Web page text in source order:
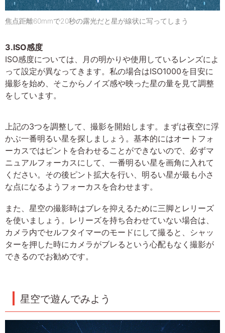
焦点距離60mmで20秒の露光だと星が線状に写ってしまう
3.ISO感度
ISO感度については、月の明かりや使用しているレンズによ
って設定が異なってきます。私の場合はISO1000を目安に
撮影を始め、そこからノイズ感や映った星の量を見て調整
をしています。
上記の3つを調整して、撮影を開始します。まずは夜空に浮
かぶ一番明るい星を探しましょう。基本的にはオートフォ
ーカスではピントを合わせることができないので、必ずマ
ニュアルフォーカスにして、一番明るい星を画角に入れて
ください。その後ピント拡大を行い、明るい星が最も小さ
な点になるようフォーカスを合わせます。
また、星空の撮影時はブレを抑えるために三脚とレリーズ
を使いましょう。レリーズを持ち合わせていない場合は、
カメラ内でセルフタイマーのモードにして撮ると、シャッ
ターを押した時にカメラがブレるという心配もなく撮影が
できるのでお勧めです。
星空で遊んでみよう